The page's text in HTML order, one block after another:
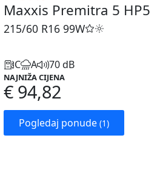
Maxxis Premitra 5 HP5
215/60 R16 99W
C A 70 dB
NAJNIŽA CIJENA
€ 94,82
Pogledaj ponude (1)